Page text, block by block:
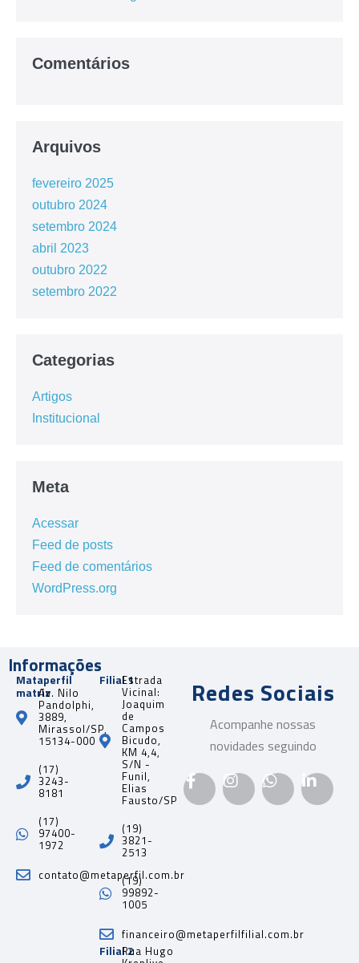
Comentários
Arquivos
fevereiro 2025
outubro 2024
setembro 2024
abril 2023
outubro 2022
setembro 2022
Categorias
Artigos
Institucional
Meta
Acessar
Feed de posts
Feed de comentários
WordPress.org
Informações
Mataperfil
matrizAv. Nilo
Pandolphi,
3889,
Mirassol/SP,
15134-000
(17)
3243-
8181
(17)
97400-
1972
contato@metaperfil.com.br
Filial 1Estrada
Vicinal:
Joaquim
de
Campos
Bicudo,
KM 4,4,
S/N -
Funil,
Elias
Fausto/SP
(19)
3821-
2513
(19)
99892-
1005
financeiro@metaperfilfilial.com.br
Filial 2Rua Hugo
Redes Sociais
Acompanhe nossas
novidades seguindo